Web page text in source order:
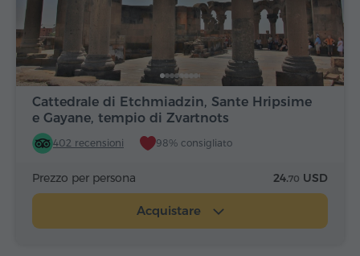
Cattedrale di Etchmiadzin, Sante Hripsime
e Gayane, tempio di Zvartnots
402 recensioni 98% consigliato
Prezzo per persona 24.70 USD
Acquistare